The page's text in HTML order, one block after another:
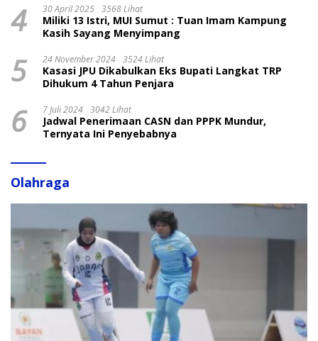
4 30 April 2025 3568 Lihat
Miliki 13 Istri, MUI Sumut : Tuan Imam Kampung
Kasih Sayang Menyimpang
5 24 November 2024 3524 Lihat
Kasasi JPU Dikabulkan Eks Bupati Langkat TRP
Dihukum 4 Tahun Penjara
6 7 Juli 2024 3042 Lihat
Jadwal Penerimaan CASN dan PPPK Mundur,
Ternyata Ini Penyebabnya
Olahraga